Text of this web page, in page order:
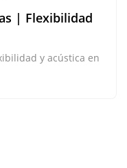
| Flexibilidad
y acústica en